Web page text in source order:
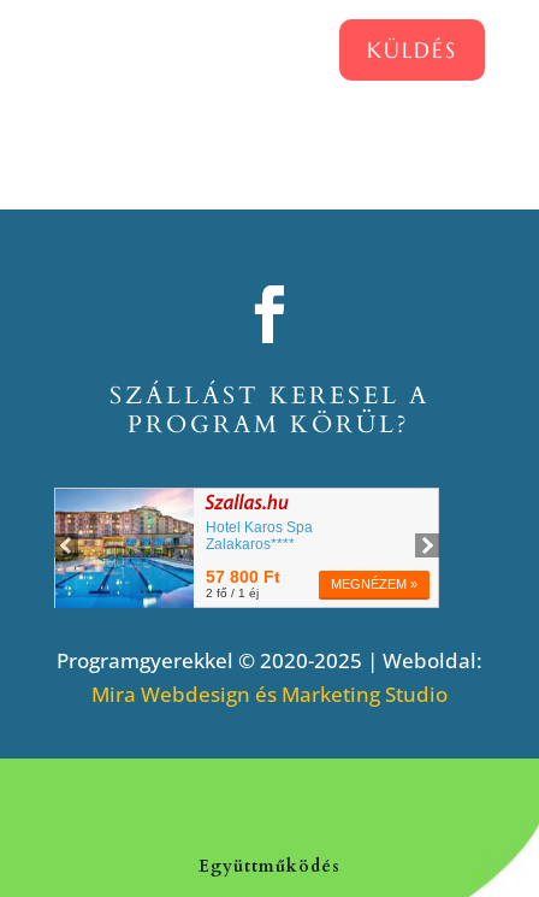
KÜLDÉS
SZÁLLÁST KERESEL A
PROGRAM KÖRÜL?
Programgyerekkel © 2020-2025 | Weboldal:
Mira Webdesign és Marketing Studio
Együttműködés